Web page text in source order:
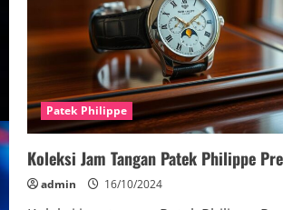
Patek Philippe
Koleksi Jam Tangan Patek Philippe
admin 16/10/2024